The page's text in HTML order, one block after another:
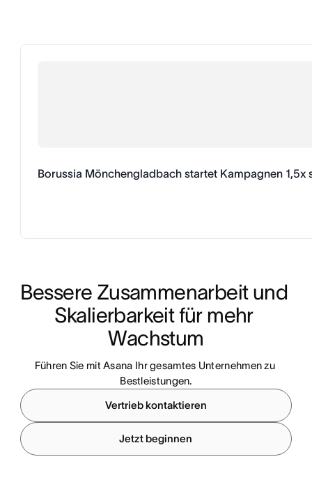
Borussia Mönchengladbach startet Kampagnen 1,5x
Bessere Zusammenarbeit und
Skalierbarkeit für mehr
Wachstum
Führen Sie mit Asana Ihr gesamtes Unternehmen zu
Bestleistungen.
Vertrieb kontaktieren
Jetzt beginnen